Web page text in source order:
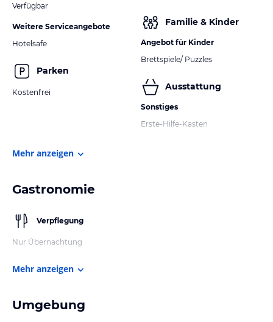
Verfügbar
Weitere Serviceangebote
Hotelsafe
Parken
Kostenfrei
Familie & Kinder
Angebot für Kinder
Brettspiele/ Puzzles
Ausstattung
Sonstiges
Erste-Hilfe-Kasten
Mehr anzeigen
Gastronomie
Verpflegung
Nur Übernachtung
Mehr anzeigen
Umgebung